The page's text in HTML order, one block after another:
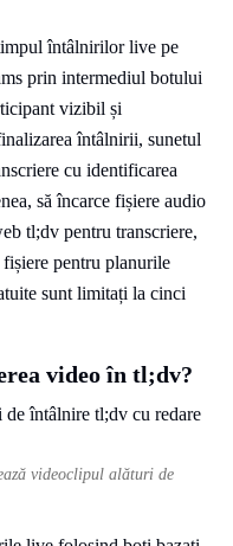
întâlnirilor live pe
prin intermediul botului
vizibil și
întâlnirii, sunetul
cu identificarea
să încarce fișiere audio
tl;dv pentru transcriere,
pentru planurile
sunt limitați la cinci
video în tl;dv?
videoclipul alături de